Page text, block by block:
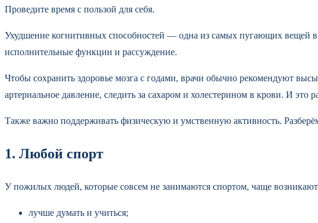
Проведите время с пользой для себя.
Ухудшение когнитивных способностей — одна из самых пугающих вещей в
исполнительные функции и рассуждение.
Чтобы сохранить здоровье мозга с годами, врачи обычно рекомендуют
артериальное давление, следить за сахаром и холестерином в крови. И это
Также важно поддерживать физическую и умственную активность.
1. Любой спорт
У пожилых людей, которые совсем не занимаются спортом, чаще
лучше думать и учиться;